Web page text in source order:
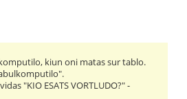
kiun oni matas sur tablo.
"KIO ESATS VORTLUDO?" -